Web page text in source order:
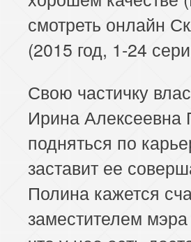
смотреть онлайн
(2015 год, 1-24
Свою частичку
Ирина Алексеевна
подняться по
заставит ее
Полина кажется
заместителем